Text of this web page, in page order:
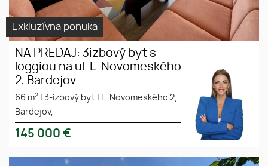
Exkluzívna ponuka
NA PREDAJ: 3izbový byt s
loggiou na ul. L. Novomeského
2, Bardejov
66 m2 3-izbový byt
L. Novomeského 2,
Bardejov,
145 000 €